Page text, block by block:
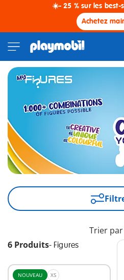
☀️- 25 % sur les
Achetez
6 Produits- Figures
Trier par
NOUVEAU XS